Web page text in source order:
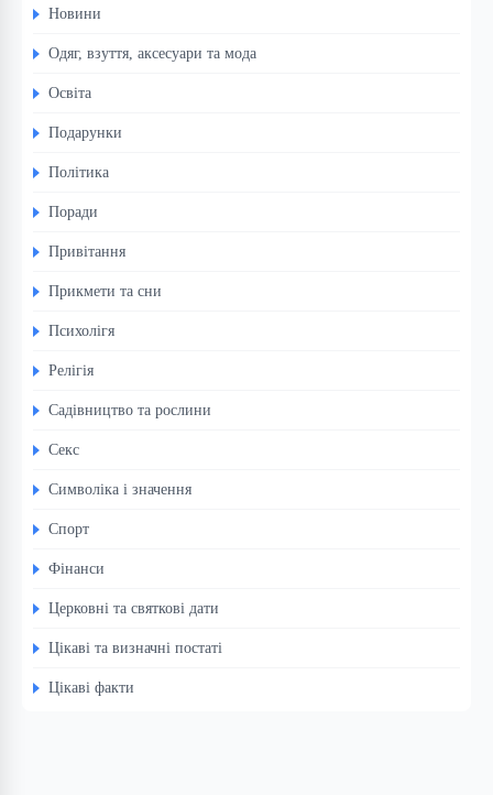
Новини
Одяг, взуття, аксесуари та мода
Освіта
Подарунки
Політика
Поради
Привітання
Прикмети та сни
Психолігя
Релігія
Садівництво та рослини
Секс
Символіка і значення
Спорт
Фінанси
Церковні та святкові дати
Цікаві та визначні постаті
Цікаві факти